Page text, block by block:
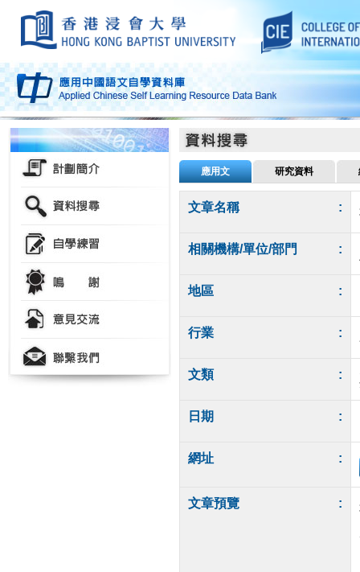
應用文 研究資料
文章名稱 :
相關機構/單位/部門 :
地區 :
行業 :
文類 :
日期 :
網址 :
文章預覽 :